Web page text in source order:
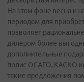
На этом фоне весна и
периодом для
позволяет
дилером более
дополнительные
полис ОСАГО, КАСКО
такие предложения